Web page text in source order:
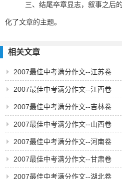
三、结尾卒章显志，叙事之后的
化了文章的主题。
相关文章
2007最佳中考满分作文--江苏卷
2007最佳中考满分作文--江西卷
2007最佳中考满分作文--吉林卷
2007最佳中考满分作文--山西卷
2007最佳中考满分作文--河南卷
2007最佳中考满分作文--甘肃卷
2007最佳中考满分作文--湖北卷